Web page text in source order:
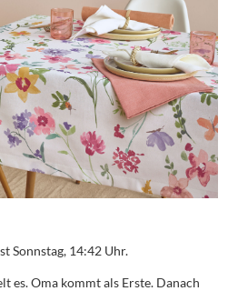
Sonnstag, 14:42 Uhr.
es. Oma kommt als Erste. Danach